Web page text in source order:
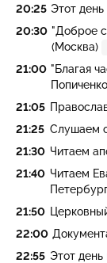
20:25 Этот день
20:30 "Доброе
(Москва)
21:00 "Благая
Попиченко
21:05
21:25 Слушаем
21:30 Читаем
21:40 Читаем
21:50
22:00
22:55 Этот день